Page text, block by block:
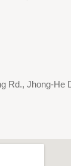
Rd., Jhong-He